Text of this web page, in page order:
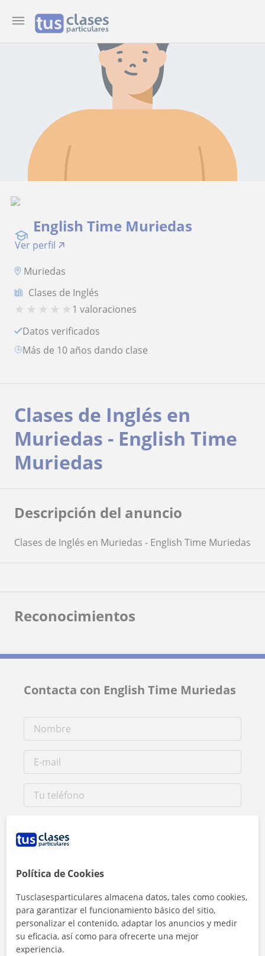
English Time Muriedas
Ver perfil
Muriedas
Clases de Inglés
★ ★ ★ ★ ★1 valoraciones
Datos verificados
más de 10 años dando clase
Clases de Inglés en
Muriedas - English Time
Muriedas
Descripción del anuncio
Clases de Inglés en Muriedas - English Time Muriedas
Reconocimientos
Contacta con English Time Muriedas
Al hacer clic, aceptas nuestro aviso legaly de privacidad
Contactar ahora
Política de Cookies
Tusclasesparticulares almacena datos, tales como cookies,
para garantizar el funcionamiento básico del sitio,
personalizar el contenido, adaptar los anuncios y medir
su eficacia, así como para ofrecerte una mejor
experiencia.